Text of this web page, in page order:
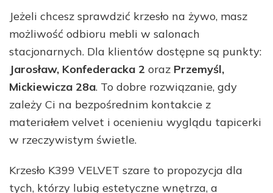
Jeżeli chcesz sprawdzić krzesło na żywo, masz
możliwość odbioru mebli w salonach
stacjonarnych. Dla klientów dostępne są punkty:
Jarosław, Konfederacka 2 oraz Przemyśl,
Mickiewicza 28a. To dobre rozwiązanie, gdy
zależy Ci na bezpośrednim kontakcie z
materiałem velvet i ocenieniu wyglądu tapicerki
w rzeczywistym świetle.
Krzesło K399 VELVET szare to propozycja dla
tych, którzy lubią estetyczne wnętrza, a